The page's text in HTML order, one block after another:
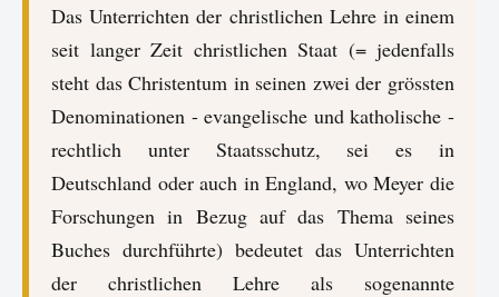
Das Unterrichten der christlichen Lehre in einem
seit langer Zeit christlichen Staat (= jedenfalls
steht das Christentum in seinen zwei der grössten
Denominationen - evangelische und katholische -
rechtlich unter Staatsschutz, sei es in
Deutschland oder auch in England, wo Meyer die
Forschungen in Bezug auf das Thema seines
Buches durchführte) bedeutet das Unterrichten
der christlichen Lehre als sogenannte